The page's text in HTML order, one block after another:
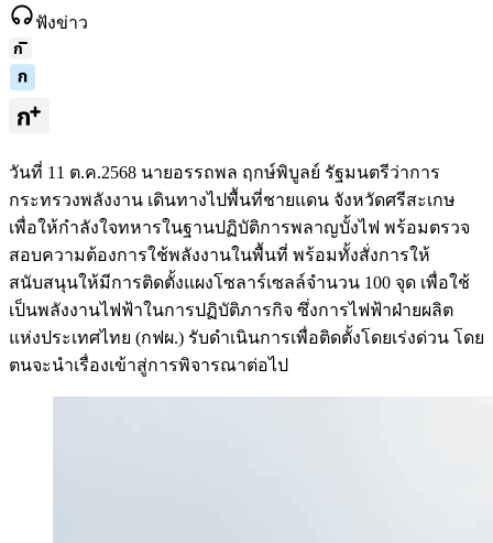
ฟังข่าว
วันที่ 11 ต.ค.2568 นายอรรถพล ฤกษ์พิบูลย์ รัฐมนตรีว่าการ
กระทรวงพลังงาน เดินทางไปพื้นที่ชายแดน จังหวัดศรีสะเกษ
เพื่อให้กำลังใจทหารในฐานปฏิบัติการพลาญบั้งไฟ พร้อมตรวจ
สอบความต้องการใช้พลังงานในพื้นที่ พร้อมทั้งสั่งการให้
สนับสนุนให้มีการติดตั้งแผงโซลาร์เซลล์จำนวน 100 จุด เพื่อใช้
เป็นพลังงานไฟฟ้าในการปฏิบัติภารกิจ ซึ่งการไฟฟ้าฝ่ายผลิต
แห่งประเทศไทย (กฟผ.) รับดำเนินการเพื่อติดตั้งโดยเร่งด่วน โดย
ตนจะนำเรื่องเข้าสู่การพิจารณาต่อไป